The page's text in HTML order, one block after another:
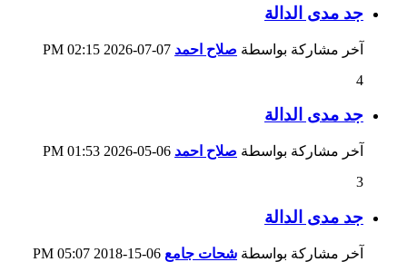
جد مدى الدالة
آخر مشاركة بواسطة صلاح احمد
02:15 PM
4
جد مدى الدالة
آخر مشاركة بواسطة صلاح احمد
01:53 PM
3
جد مدى الدالة
آخر مشاركة بواسطة شحات جامع
05:07 PM